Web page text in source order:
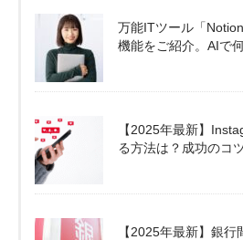
万能ITツール「
機能をご紹介。AIで
【2025年最新】
る方法は？成功のコ
【2025年最新】銀